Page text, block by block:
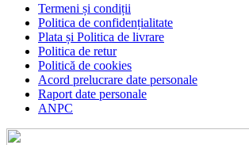
Termeni și condiții
Politica de confidențialitate
Plata și Politica de livrare
Politica de retur
Politică de cookies
Acord prelucrare date personale
Raport date personale
ANPC